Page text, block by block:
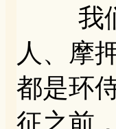
我们
人、摩
都是环
征之前